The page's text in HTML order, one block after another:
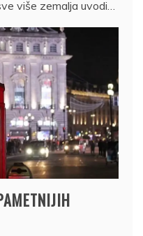
više zemalja uvodi…